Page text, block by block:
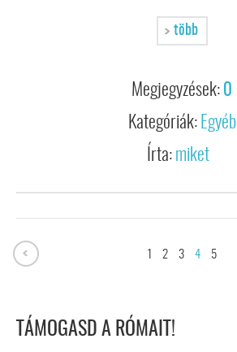
több
Megjegyzések: 0
Kategóriák: Egyéb
Írta: miket
2 3 4 5
TÁMOGASD A RÓMAIT!